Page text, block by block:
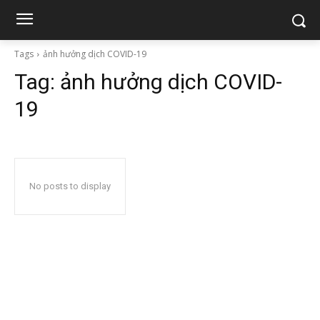
Tags ảnh hưởng dịch COVID-19
Tag: ảnh hưởng dịch COVID-
19
No posts to display